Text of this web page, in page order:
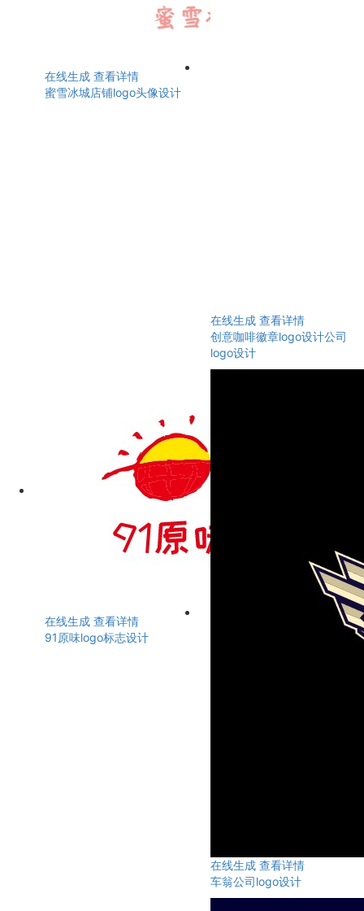
在线生成 查看详情
蜜雪冰城店铺logo头像设计
在线生成 查看详情
创意咖啡徽章logo设计公司
logo设计
在线生成 查看详情
91原味logo标志设计
在线生成 查看详情
车翁公司logo设计